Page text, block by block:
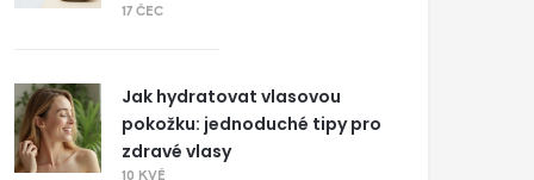
17 ČEC
Jak hydratovat vlasovou
pokožku: jednoduché tipy pro
zdravé vlasy
10 KVĚ